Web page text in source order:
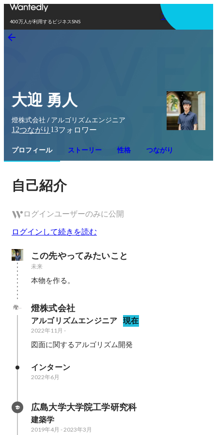
400万人が利用するビジネスSNS
アプリを使う
大迎 勇人
燈株式会社 / アルゴリズムエンジニア
12つながり 13フォロワー
プロフィール ストーリー 性格 つながり
自己紹介
ログインユーザーのみに公開
ログインして続きを読む
この先やってみたいこと
未来
本物を作る。
燈株式会社
アルゴリズムエンジニア 現在
2022年11月 -
図面に関するアルゴリズム開発
インターン
2022年6月
広島大学大学院工学研究科
建築学
2019年4月 -2023年3月